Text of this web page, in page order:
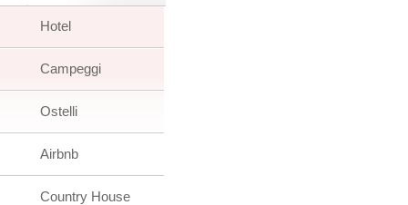
Hotel
Campeggi
Ostelli
Airbnb
Country House